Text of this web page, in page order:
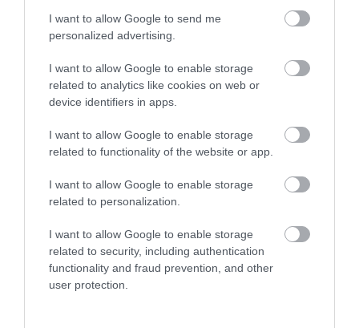
I want to allow Google to send me
personalized advertising.
I want to allow Google to enable storage
related to analytics like cookies on web or
device identifiers in apps.
I want to allow Google to enable storage
related to functionality of the website or app.
I want to allow Google to enable storage
related to personalization.
I want to allow Google to enable storage
related to security, including authentication
functionality and fraud prevention, and other
user protection.
60 FELETT